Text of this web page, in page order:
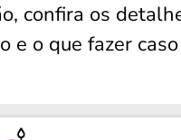
confira os
e o que fazer